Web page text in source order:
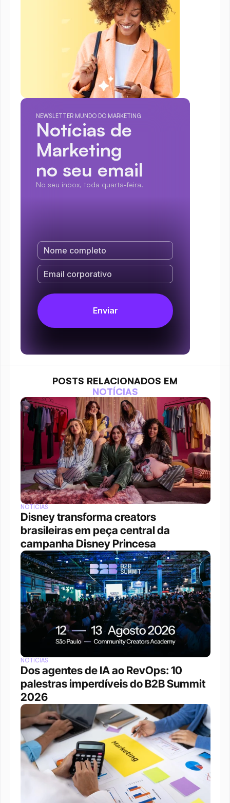
NEWSLETTER MUNDO DO MARKETING
Notícias de
Marketing
no seu email
No seu inbox, toda quarta-feira.
POSTS RELACIONADOS EM
NOTÍCIAS
NOTÍCIAS
Disney transforma creators
brasileiras em peça central da
campanha Disney Princesa
NOTÍCIAS
Dos agentes de IA ao RevOps: 10
palestras imperdíveis do B2B Summit
2026